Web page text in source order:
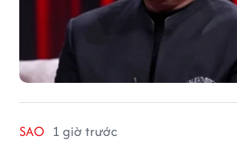
SAO 1 giờ trước